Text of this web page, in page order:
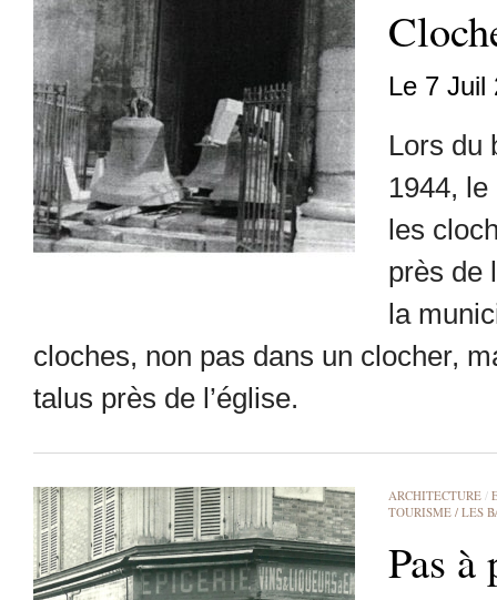
Le 7 Juil
Lors du
1944,
les
près de
la
cloches, non pas dans un clocher,
talus près de l’église.
ARCHITECTURE /
TOURISME / LES
Pas à